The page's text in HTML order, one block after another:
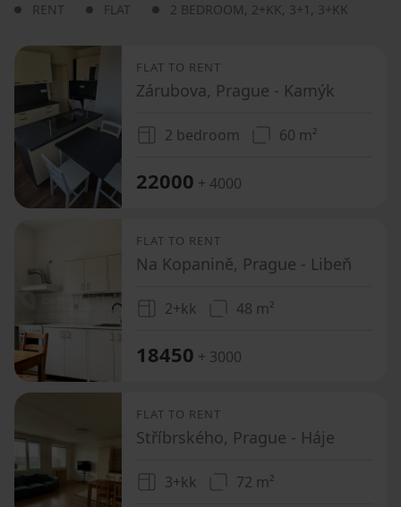
RENT FLAT 2 BEDROOM, 2+KK, 3+1 , 3+KK
FLAT TO RENT
Zárubova, Prague - Kamýk
2 bedroom 60 m²
22000 + 4000
FLAT TO RENT
Na Kopanině, Prague - Libeň
2+kk 48 m²
18450 + 3000
FLAT TO RENT
Stříbrského, Prague - Háje
3+kk 72 m²